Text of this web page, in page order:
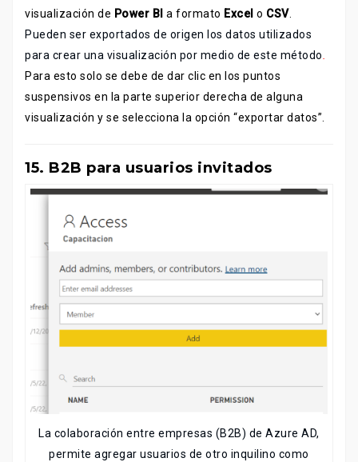
visualización de Power BI a formato Excel o CSV.
Pueden ser exportados de origen los datos utilizados
para crear una visualización por medio de este método
Para esto solo se debe de dar clic en los puntos
suspensivos en la parte superior derecha de alguna
visualización y se selecciona la opción “exportar datos”.
15. B2B para usuarios invitados
La colaboración entre empresas (B2B) de Azure AD,
permite agregar usuarios de otro inquilino como